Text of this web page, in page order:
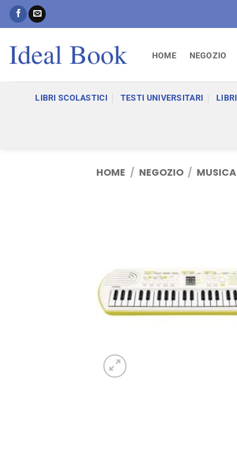
Salta
HOME NEGOZIO
LIBRI SCOLASTICI TESTI UNIVERSITARI LIBRI
HOME / NEGOZIO / MUSICA